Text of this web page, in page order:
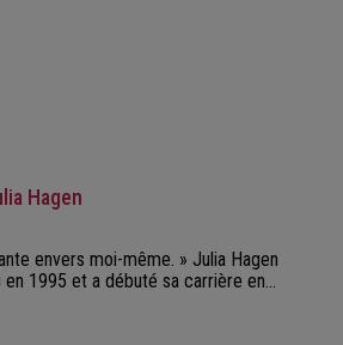
Hagen
envers moi-même. » Julia Hagen
1995 et a débuté sa carrière en…